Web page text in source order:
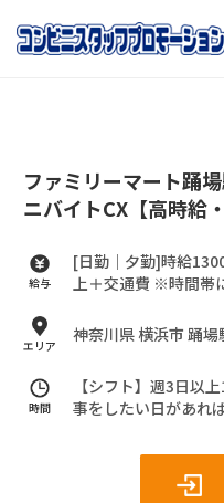
ファミリーマート踊
ニバイトCX【高時給
給与
[日勤｜夕勤]時給
上＋交通費 ※時間帯
エリア 神奈川県 横浜市 踊場
時間
【シフト】週3日以
事をしたい日があれ